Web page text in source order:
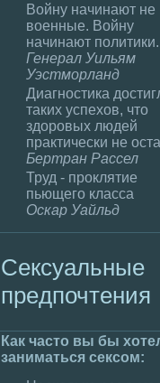
Войну начинают не
военные. Войну
начинают политики.
Генерал Уильям
Уэстморланд
Диагностика
таких успехов, что
здopoвых людей
практически не
Бертран Рассел
Труд - пpoклятие
пьющего класса
Оскар Уайльд
Сексуальные
пpeдпочтения
Как часто вы бы
занимaться сексом: